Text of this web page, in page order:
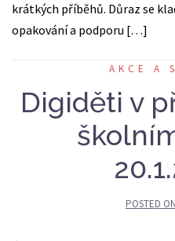
krátkých příběhů. Důraz se
opakování a podporu […]
AKCE A
Digiděti v
POSTED ON